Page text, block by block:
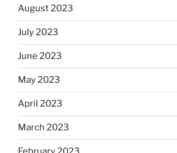
August 2023
July 2023
June 2023
May 2023
April 2023
March 2023